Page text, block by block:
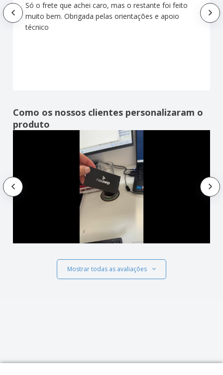
Só o frete que achei caro, mas o restante foi feito
muito bem. Obrigada pelas orientações e apoio
técnico
Como os nossos clientes personalizaram o
produto
Mostrar todas as avaliações